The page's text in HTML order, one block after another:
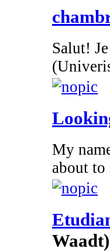
Salut!
My
about
Waadt)